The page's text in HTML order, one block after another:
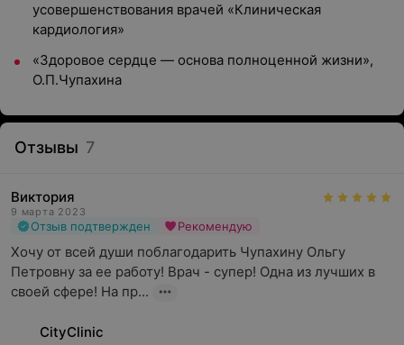
усовершенствования врачей «Клиническая
кардиология»
«Здоровое сердце — основа полноценной жизни»,
О.П.Чупахина
Отзывы 7
Виктория
9 марта 2023
Отзыв подтвержден Рекомендую
Хочу от всей души поблагодарить Чупахину Ольгу
Петровну за ее работу! Врач - супер! Одна из лучших в
своей сфере! На пр...
CityClinic